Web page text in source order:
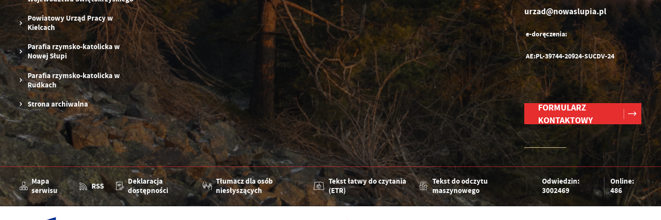
Powiatowy Urząd Pracy w
Kielcach
Parafia rzymsko-katolicka w
Nowej Słupi
Parafia rzymsko-katolicka w
Rudkach
Strona archiwalna
urzad@nowaslupia.pl
e-doręczenia:
AE:PL-39744-20924-SUCDV-24
FORMULARZ
KONTAKTOWY
Mapa
serwisu
RSS
Deklaracja
dostępności
Tłumacz dla osób
niesłyszących
Tekst łatwy do czytania
(ETR)
Tekst do odczytu
maszynowego
Odwiedzin:
3002469
Online:
486